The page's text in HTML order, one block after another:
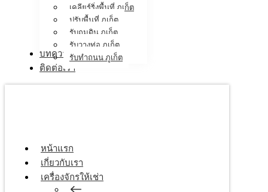
เคลียร์ริ่งพื้นที่ ภูเก็ต
ปรับพื้นที่ ภูเก็ต
รับถมดิน ภูเก็ต
รับวางท่อ ภูเก็ต
รับทำถนน ภูเก็ต
บทความ
ติดต่อเรา
หน้าแรก
เกี่ยวกับเรา
เครื่องจักรให้เช่า